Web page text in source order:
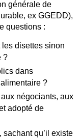
générale de
ex GGEDD),
questions :
disettes sinon
?
dans
alimentaire ?
négociants, aux
adopté de
sachant qu’il existe